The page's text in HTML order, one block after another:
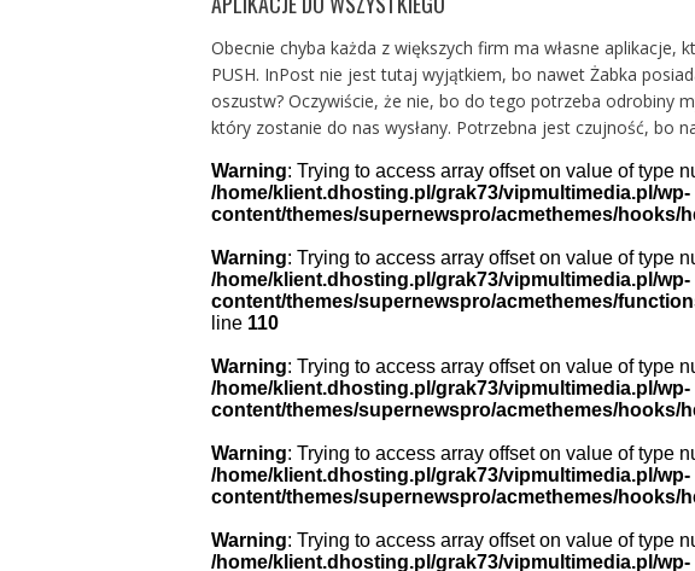
Obecnie chyba każda z większych firm ma własne
PUSH. InPost nie jest tutaj wyjątkiem, bo nawet Żabka
oszustw? Oczywiście, że nie, bo do tego potrzeba odrobiny
który zostanie do nas wysłany. Potrzebna jest czujność, bo